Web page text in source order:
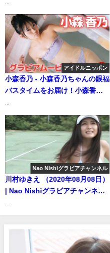
ボ！沖縄の海でのヤンジャン表
紙＆巻頭グラビア撮影に最高画
質で没入密着【メイキング】
（2022年09月22日） | ヤンジャ
ンTV【集英社ヤングジャンプ公
式】さんより
アイドルニッポン
小森香乃 - 小森香乃ちゃんの眼福
バスタイムをお届け！小森香乃
ャンネルさんより
Nao Nishiグラビアチャンネル
川村ゆきえ （2020年08月08日）
| Nao Nishiグラビアチャンネル